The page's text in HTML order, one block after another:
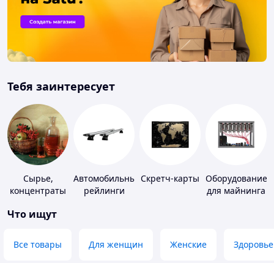
Тебя заинтересует
Сырье,
концентраты
алкогольной
Автомобильные
рейлинги
Скретч-карты Оборудование
для майнинга
Что ищут
Все товары Для женщин Женские Здоровье